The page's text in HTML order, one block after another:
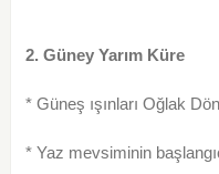
2. Güney Yarım Küre
* Güneş ışınları Oğlak
* Yaz mevsiminin